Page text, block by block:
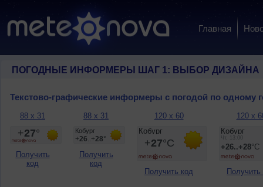
Главная
ПОГОДНЫЕ ИНФОРМЕРЫ ШАГ 1: ВЫБОР ДИЗАЙНА
Текстово-графические информеры с погодой по одному
88 x 31
Получить
код
88 x 31
Получить
код
120 x 60
Получить код
120 x
Получить